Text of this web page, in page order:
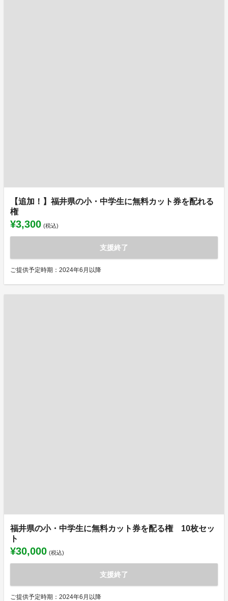
【追加！】福井県の小・中学生に無料カット券を配れる
権
¥3,300 (税込)
支援終了
ご提供予定時期：2024年6月以降
福井県の小・中学生に無料カット券を配る権 10枚セッ
ト
¥30,000 (税込)
支援終了
ご提供予定時期：2024年6月以降